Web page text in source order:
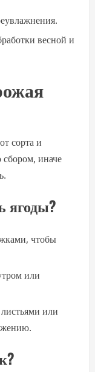
весной и
сорта и
сбором, иначе
ягоды?
чтобы
или
или